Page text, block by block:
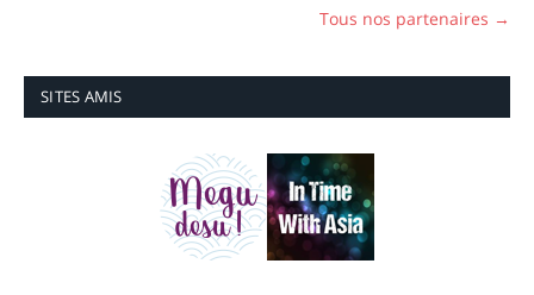
Tous nos partenaires →
SITES AMIS